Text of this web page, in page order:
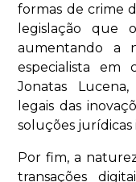
formas de crime
legislação que
aumentando a
especialista em
Jonatas
legais das
soluções jurídicas
Por fim, a
transações